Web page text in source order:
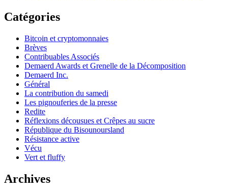
Catégories
Bitcoin et cryptomonnaies
Brèves
Contribuables Associés
Demaerd Awards et Grenelle de la Décomposition
Demaerd Inc.
Général
La contribution du samedi
Les pignouferies de la presse
Redite
Réflexions décousues et Crêpes au sucre
République du Bisounoursland
Résistance active
Vécu
Vert et fluffy
Archives